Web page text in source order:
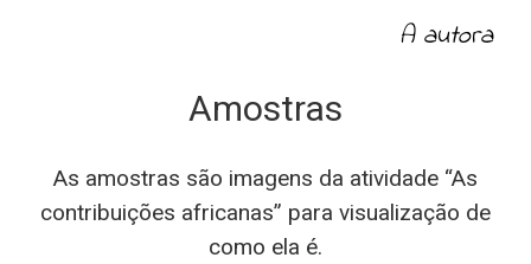
A autora
Amostras
As amostras são imagens da atividade “As
contribuições africanas” para visualização de
como ela é.